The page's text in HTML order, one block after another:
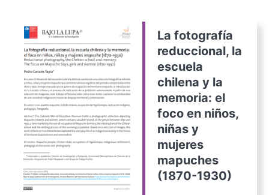
La fotografía
reduccional, la
escuela
chilena y la
memoria: el
foco en niños,
niñas y
mujeres
mapuches
(1870-1930)